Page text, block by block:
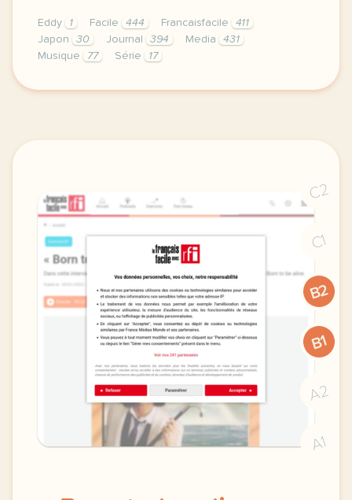
Eddy 1 Facile 444 Francaisfacile
411
Japon
30 Journal 394 Media
431
Musique
77 Série 17
exercice b1 the eddy une serie originale sur le
C2
C1
B2
B1
A2
A1